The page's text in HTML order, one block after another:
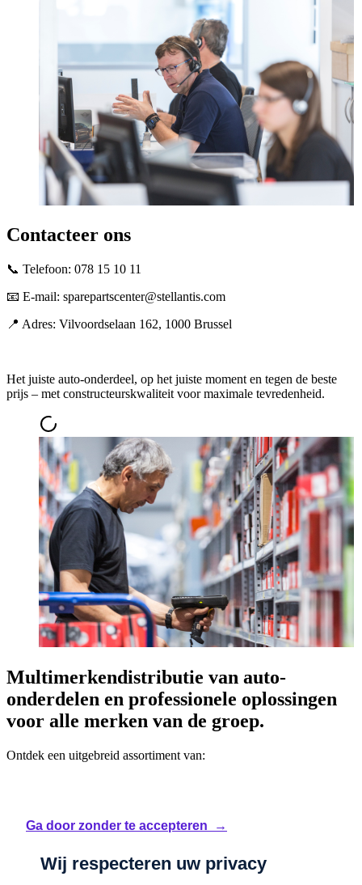
Contacteer ons
📞 Telefoon: 078 15 10 11
📧 E-mail: sparepartscenter@stellantis.com
📍 Adres: Vilvoordselaan 162, 1000 Brussel
Het juiste auto-onderdeel, op het juiste moment en tegen de beste
prijs – met constructeurskwaliteit voor maximale tevredenheid.
Multimerkendistributie van auto-
onderdelen en professionele oplossingen
voor alle merken van de groep.
Ontdek een uitgebreid assortiment van:
banden van alle merken;
Ga door zonder te accepteren →
Wij respecteren uw privacy